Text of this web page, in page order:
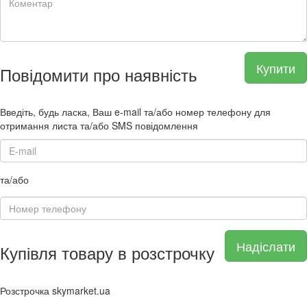
Купити
Повідомити про наявність
Введіть, будь ласка, Ваш e-mail та/або номер телефону для
отримання листа та/або SMS повідомлення
та/або
Надіслати
Купівля товару в розстрочку
Розстрочка skymarket.ua